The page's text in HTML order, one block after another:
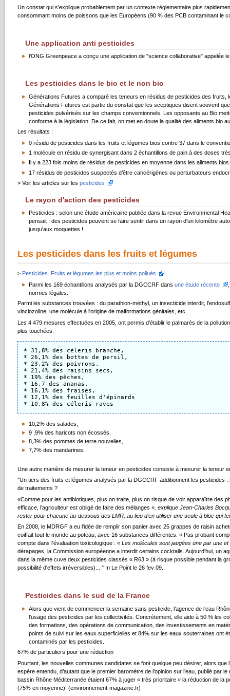
Un constat qui s’explique probablement par un contexte réglementaire plus
consommant moins de poissons que les Européens (90 % des PCB contaminant le
Une application anti pesticides
l'ONG Greenpeace a conçu une application de "science collaborative" appelée
Les pesticides dans le bio et le non bio
Générations Futures a comparé les teneurs en résidus de pesticides des fruits,
Générations Futures est partie du constat que les sceptiques disent souvent
pesticides pulvérisés sur les champs conventionnels. Les opposants au Bio
conforme à la législation. De ce fait, on met en doute la qualité des aliments bio
Les résultats :
0 résidu de pesticides dans les fruits et légumes bios contre 37 dans le
1 molécule en résidu de synergisant dans 2 échantillons de pain à des doses
Il y a 223 fois moins de résidus de pesticides en moyenne dans les aliments
17 résidus de pesticides suspectés d’être cancérigènes ou perturbateurs
> Voir les articles sur les pesticides
Le rayon d'action des pesticides
Pesticides : selon une étude américaine publiée dans la revue Environmental
pensait : des pesticides peuvent se faire sentir dans un rayon d'un kilomètre
jusqu'aux moquettes !
Les pesticides dans les fruits et légumes
> Pesticides. Fruits et légumes les plus et moins pollués
Parmi les 169 échantillons analysés par la DGCCRF dans une étude récente
normes légales.
Parmi les substances trouvées : du parathion-méthyl, un insecticide interdit,
vinclozoline, une molécule à l'origine de malformations génitales, etc.
Les 4 479 mesures effectuées en 2005, ont permis d'établir le palmarès de la
plus touchées.
* 31,8% des céleris branche,
* 26,1% des bottes de persil,
* 23,2% des poivrons,
* 21,4% des raisins secs,
* 19% des pêches,
* 16,7 des ananas,
* 16,1% des fraises,
* 12,1% des feuilles d'épinards
10,2% des salades,
9 ,9% des haricots non écossés,
8,3% des pommes de terre nouvelles,
7,7% des mandarines.
Une autre manière de mesurer la teneur en pesticides consiste à mesurer la teneur
"Un tiers des fruits et légumes analysés par la DGCCRF additionnent les
de traitements ?
«Comme pour les antibiotiques, plus on traite, plus on risque de voir apparaître des
efficace, l'agriculteur est obligé de faire des mélanges », explique Jean-Charles
rester pour chacune au-dessous des LMR, au lieu d'en utiliser une seule à bloc qui
En 2008, le MDRGF a eu l'idée de remplir son panier avec 25 grappes de raisin
coiffait tout le monde au poteau, avec 16 substances différentes. « Pas probant
compte dans l'évaluation toxicologique : « Les molécules sont jaugées une par une
dérapages, la Commission européenne a interdit certains cocktails. Aujourd'hui, un
dans la même cuve deux pesticides classés « R63 » (à risque possible pendant la
possibilité d'effets irréversibles)... " In Le Point le 26 fev 09.
Pesticides dans le sud de la France
Alors que vient de commencer la semaine sans pesticide, l’agence de l’eau
l’usage des pesticides par les collectivités. Concrètement, elle aide à 50 % les
des formations, des opérations de communication, des investissements en
points de suivi sur les eaux superficielles et 84% sur les eaux souterraines ont
contaminés par les pesticides.
67% de particuliers pour une réduction
Pourtant, les nouvelles communes candidates se font quelque peu désirer, alors
espère entendu, d’autant que le premier baromètre de l’opinion sur l’eau, publié par
bassin Rhône Méditerranée étaient 67% à juger « très prioritaire » la réduction de la
(75% en moyenne). (environnement-magazine.fr)